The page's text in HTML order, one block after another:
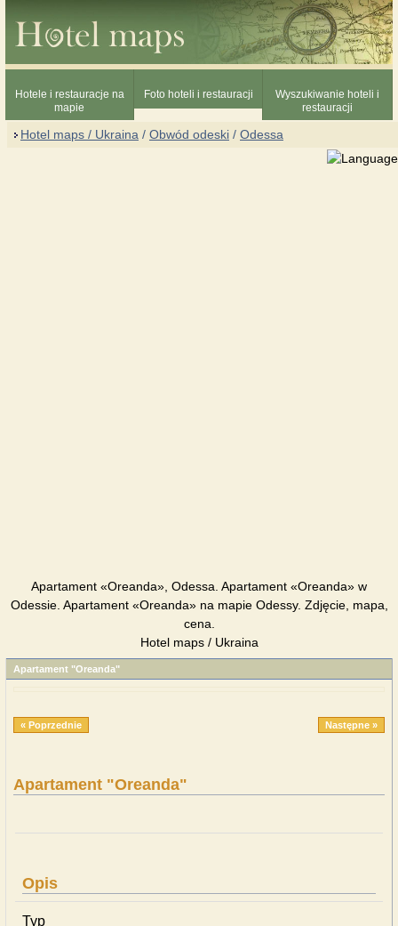
Hotele i restauracje na
mapie
Foto hoteli i restauracji
Wyszukiwanie hoteli i
restauracji
Hotel maps / Ukraina / Obwód odeski / Odessa
Apartament «Oreanda», Odessa. Apartament «Oreanda» w
Odessie. Apartament «Oreanda» na mapie Odessy. Zdjęcie, mapa,
cena.
Hotel maps / Ukraina
Apartament "Oreanda"
« Poprzednie Następne »
Apartament "Oreanda"
Opis
Typ